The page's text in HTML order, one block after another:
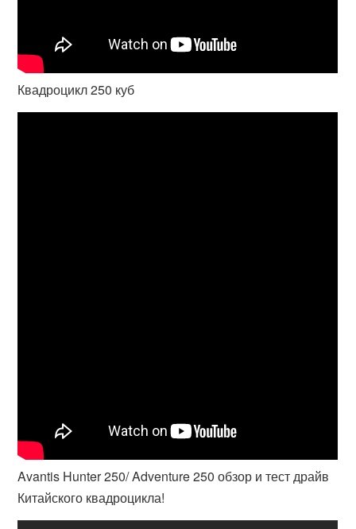
Квадроцикл 250 куб
Avantis Hunter 250/ Adventure 250 обзор и тест драйв
Китайского квадроцикла!